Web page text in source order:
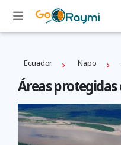
Ecuador Napo
Áreas